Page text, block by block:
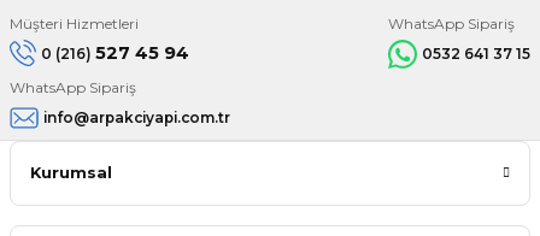
Müşteri Hizmetleri
0 (216) 527 45 94
WhatsApp Sipariş
0532 641 37 15
WhatsApp Sipariş
info@arpakciyapi.com.tr
Kurumsal